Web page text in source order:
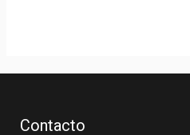
Contacto